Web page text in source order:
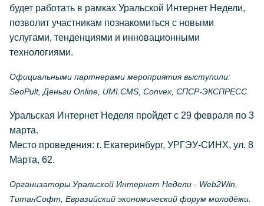
будет работать в рамках Уральской Интернет Недели,
позволит участникам познакомиться с новыми
услугами, тенденциями и инновационными
технологиями.
Официальными партнерами мероприятия выступили:
SeoPult, Деньги Online, UMI.CMS, Сonvex, СПСР-ЭКСПРЕСС.
Уральская Интернет Неделя пройдет с 29 февраля по 3
марта.
Место проведения: г. Екатеринбург, УРГЭУ-СИНХ, ул. 8
Марта, 62.
Организаторы Уральской Интернет Недели - Web2Win,
ТитанСофт, Евразийский экономический форум молодёжи.